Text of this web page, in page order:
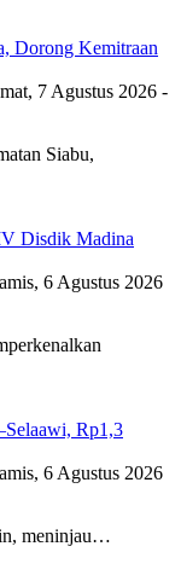
Dorong Kemitraan
7 Agustus 2026 -
Siabu,
Disdik Madina
6 Agustus 2026
Rp1,3
6 Agustus 2026
meninjau…